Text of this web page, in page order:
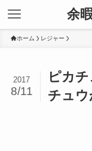
余
ホーム レジャー
ピカ
チュウ
2017
8/11